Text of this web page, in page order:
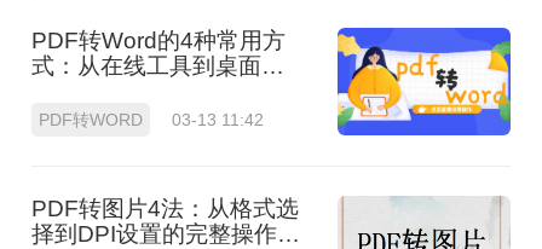
PDF转Word的4种常用方
式：从在线工具到桌面软
PDF转WORD 03-13 11:42
PDF转图片4法：从格式选
择到DPI设置的完整操作指